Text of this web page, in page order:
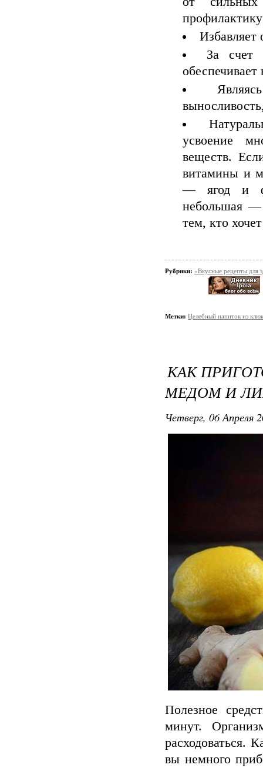
Избавляет
За счет
усвоение
веществ.
витамины и
— ягод и
небольшая —
тем, кто
Рубрики: «Вкусные рецепты для
Метки: Целебный напиток из
КАК
МЕДОМ И
Четверг, 06 Апреля
Полезное
минут.
расходоваться.
вы немного